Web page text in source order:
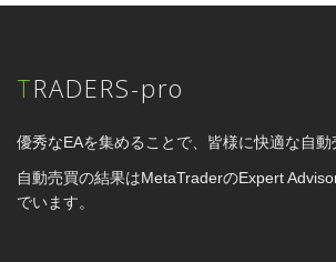
TRADERS-pro
優秀なEAを集めることで、皆様に快適な自動
自動売買の結果はMetaTraderのExpert
でいます。